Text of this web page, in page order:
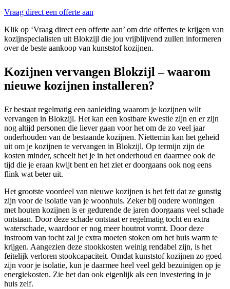
Vraag direct een offerte aan
Klik op ‘Vraag direct een offerte aan’ om drie offertes te krijgen van
kozijnspecialisten uit Blokzijl die jou vrijblijvend zullen informeren
over de beste aankoop van kunststof kozijnen.
Kozijnen vervangen Blokzijl – waarom
nieuwe kozijnen installeren?
Er bestaat regelmatig een aanleiding waarom je kozijnen wilt
vervangen in Blokzijl. Het kan een kostbare kwestie zijn en er zijn
nog altijd personen die liever gaan voor het om de zo veel jaar
onderhouden van de bestaande kozijnen. Niettemin kan het geheid
uit om je kozijnen te vervangen in Blokzijl. Op termijn zijn de
kosten minder, scheelt het je in het onderhoud en daarmee ook de
tijd die je eraan kwijt bent en het ziet er doorgaans ook nog eens
flink wat beter uit.
Het grootste voordeel van nieuwe kozijnen is het feit dat ze gunstig
zijn voor de isolatie van je woonhuis. Zeker bij oudere woningen
met houten kozijnen is er gedurende de jaren doorgaans veel schade
ontstaan. Door deze schade ontstaat er regelmatig tocht en extra
waterschade, waardoor er nog meer houtrot vormt. Door deze
instroom van tocht zal je extra moeten stoken om het huis warm te
krijgen. Aangezien deze stookkosten weinig rendabel zijn, is het
feitelijk verloren stookcapaciteit. Omdat kunststof kozijnen zo goed
zijn voor je isolatie, kun je daarmee heel veel geld bezuinigen op je
energiekosten. Zie het dan ook eigenlijk als een investering in je
huis zelf.